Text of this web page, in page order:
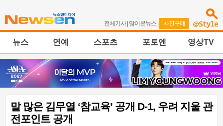
전체기사| 많이본뉴스 | 사진구매
뉴스 연예 스포츠 포토엔 영상TV
말 많은 김무열 ‘참교육’ 공개 D-1, 우려 지울 관
전포인트 공개